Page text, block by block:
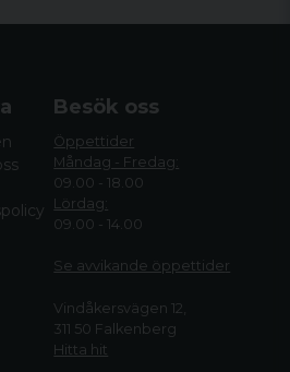
Besök oss
Öppettider
Måndag - Fredag:
09.00 - 18.00
Lördag:
09.00 - 14.00
Se avvikande öppettider
Vindåkersvägen 12,
311 50 Falkenberg
Hitta hit